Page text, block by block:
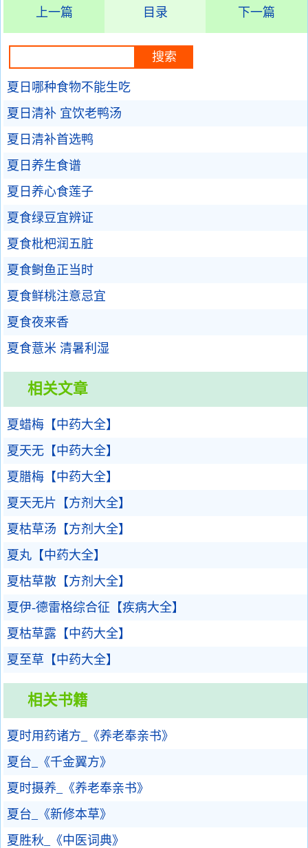
上一篇 目录 下一篇
夏日哪种食物不能生吃
夏日清补 宜饮老鸭汤
夏日清补首选鸭
夏日养生食谱
夏日养心食莲子
夏食绿豆宜辨证
夏食枇杷润五脏
夏食鲥鱼正当时
夏食鲜桃注意忌宜
夏食夜来香
夏食薏米 清暑利湿
相关文章
夏蜡梅【中药大全】
夏天无【中药大全】
夏腊梅【中药大全】
夏天无片【方剂大全】
夏枯草汤【方剂大全】
夏丸【中药大全】
夏枯草散【方剂大全】
夏伊-德雷格综合征【疾病大全】
夏枯草露【中药大全】
夏至草【中药大全】
相关书籍
夏时用药诸方_《养老奉亲书》
夏台_《千金翼方》
夏时摄养_《养老奉亲书》
夏台_《新修本草》
夏胜秋_《中医词典》